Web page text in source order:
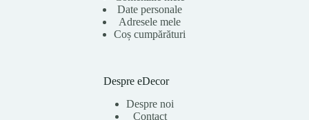
Date personale
Adresele mele
Coș cumpărături
Despre eDecor
Despre noi
Contact